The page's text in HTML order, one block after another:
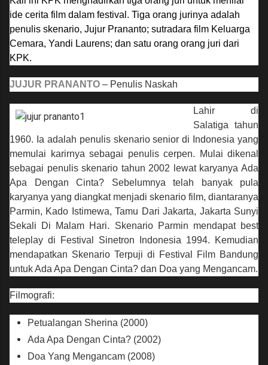
ide cerita film dalam festival. Tiga orang jurinya adalah
penulis skenario, Jujur Prananto; sutradara film Keluarga
Cemara, Yandi Laurens; dan satu orang orang juri dari
KPK.
JUJUR PRANANTO – Penulis Naskah
Lahir di
Salatiga tahun
1960. Ia adalah penulis skenario senior di Indonesia yang
memulai karirnya sebagai penulis cerpen. Mulai dikenal
sebagai penulis skenario tahun 2002 lewat karyanya Ada
Apa Dengan Cinta? Sebelumnya telah banyak pula
karyanya yang diangkat menjadi skenario film, diantaranya
Parmin, Kado Istimewa, Tamu Dari Jakarta, Jakarta Sunyi
Sekali Di Malam Hari. Skenario Parmin mendapat best
teleplay di Festival Sinetron Indonesia 1994. Kemudian
mendapatkan Skenario Terpuji di Festival Film Bandung
untuk Ada Apa Dengan Cinta? dan Doa yang Mengancam.
Filmografi:
Petualangan Sherina (2000)
Ada Apa Dengan Cinta? (2002)
Doa Yang Mengancam (2008)